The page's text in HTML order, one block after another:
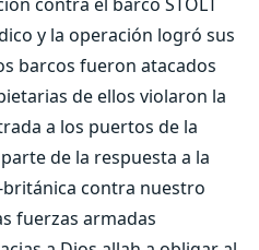
y la operación logró sus
barcos fueron atacados
de ellos violaron la
a los puertos de la
de la respuesta a la
contra nuestro
fuerzas armadas